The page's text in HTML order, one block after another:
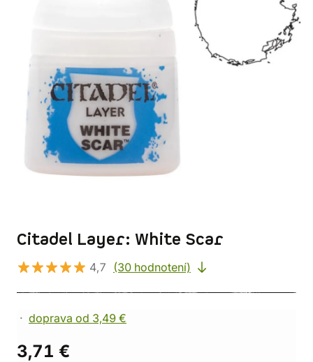
Citadel Layer: White Scar
4,7 (30 hodnotení)
doprava od 3,49 €
3,71 €